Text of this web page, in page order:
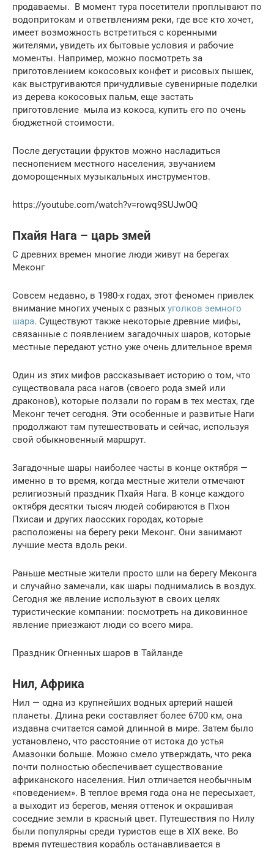
продаваемы. В момент тура посетители проплывают по
водопритокам и ответвлениям реки, где все кто хочет,
имеет возможность встретиться с коренными
жителями, увидеть их бытовые условия и рабочие
моменты. Например, можно посмотреть за
приготовлением кокосовых конфет и рисовых пышек,
как выстругиваются причудливые сувенирные поделки
из дерева кокосовых пальм, еще застать
приготовление мыла из кокоса, купить его по очень
бюджетной стоимости.
После дегустации фруктов можно насладиться
песнопением местного населения, звучанием
доморощенных музыкальных инструментов.
https://youtube.com/watch?v=rowq9SUJwOQ
Пхайя Нага – царь змей
С древних времен многие люди живут на берегах
Меконг
Совсем недавно, в 1980-х годах, этот феномен привлек
внимание многих ученых с разных уголков земного
шара. Существуют также некоторые древние мифы,
связанные с появлением загадочных шаров, которые
местные передают устно уже очень длительное время
Один из этих мифов рассказывает историю о том, что
существовала раса нагов (своего рода змей или
драконов), которые ползали по горам в тех местах, где
Меконг течет сегодня. Эти особенные и развитые Наги
продолжают там путешествовать и сейчас, используя
свой обыкновенный маршрут.
Загадочные шары наиболее часты в конце октября —
именно в то время, когда местные жители отмечают
религиозный праздник Пхайя Нага. В конце каждого
октября десятки тысяч людей собираются в Пхон
Пхисаи и других лаосских городах, которые
расположены на берегу реки Меконг. Они занимают
лучшие места вдоль реки.
Раньше местные жители просто шли на берегу Меконга
и случайно замечали, как шары поднимались в воздух.
Сегодня же явление используют в своих целях
туристические компании: посмотреть на диковинное
явление приезжают люди со всего мира.
Праздник Огненных шаров в Тайланде
Нил, Африка
Нил — одна из крупнейших водных артерий нашей
планеты. Длина реки составляет более 6700 км, она
издавна считается самой длинной в мире. Затем было
установлено, что расстояние от истока до устья
Амазонки больше. Можно смело утверждать, что река
почти полностью обеспечивает существование
африканского населения. Нил отличается необычным
«поведением». В теплое время года она не пересыхает,
а выходит из берегов, меняя оттенок и окрашивая
соседние земли в красный цвет. Путешествия по Нилу
были популярны среди туристов еще в XIX веке. Во
время путешествия корабль останавливается в